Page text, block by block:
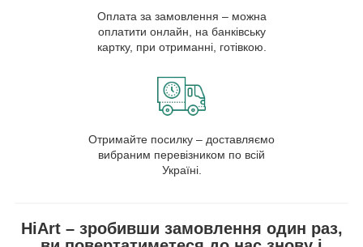
Оплата за замовлення – можна
оплатити онлайн, на банківську
картку, при отриманні, готівкою.
Отримайте посилку – доставляємо
вибраним перевізником по всій
Україні.
HiArt – зробивши замовлення один раз,